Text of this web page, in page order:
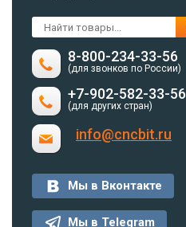
8-800-234-33-56
(для звонков по России)
+7-902-582-33-56
(для других стран)
info@cncbit.ru
Мы в Вконтакте
Мы в Telegram